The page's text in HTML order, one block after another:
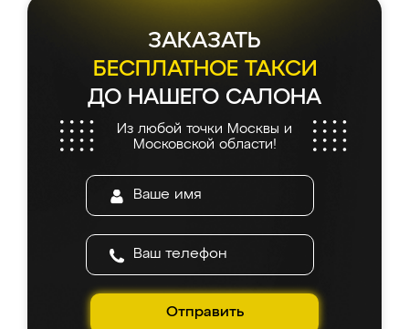
ЗАКАЗАТЬ
БЕСПЛАТНОЕ ТАКСИ
ДО НАШЕГО САЛОНА
Из любой точки Москвы и
Московской области!
Отправить